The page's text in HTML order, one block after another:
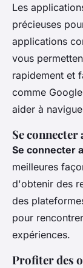
Les
précieuses
applications
vous
rapidement et
comme
aider à
Se connecter
Se connecter
meilleures
d'obtenir des
des
pour
expériences.
Profiter des